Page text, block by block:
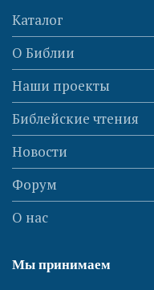
Каталог
О Библии
Наши проекты
Библейские чтения
Новости
Форум
О нас
Мы принимаем